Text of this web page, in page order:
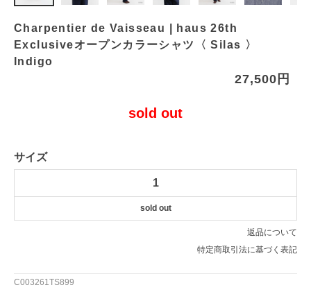
Charpentier de Vaisseau | haus 26th
Exclusiveオープンカラーシャツ〈 Silas 〉
Indigo
27,500円
sold out
サイズ
1
sold out
返品について
特定商取引法に基づく表記
C003261TS899